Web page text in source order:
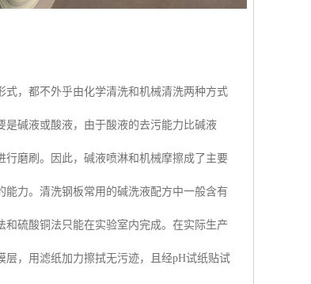
，都不外乎由化学清洗和机械清洗两种方式
碱液或酸液，由于酸液的去污能力比碱液
磨刷。因此，碱液喷淋和机械摩擦成了主要
力。清洗钢板常用的碱洗液配方中一般含有
硫酸铜法只能在实验室内完成。在实际生产
，用滤纸加力擦拭无污迹，且经pH试纸贴试